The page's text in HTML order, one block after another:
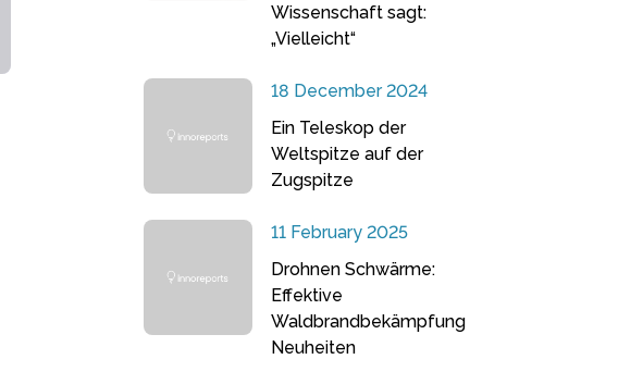
Wissenschaft sagt:
„Vielleicht“
18 December 2024
Ein Teleskop der
Weltspitze auf der
Zugspitze
11 February 2025
Drohnen Schwärme:
Effektive
Waldbrandbekämpfung
Neuheiten